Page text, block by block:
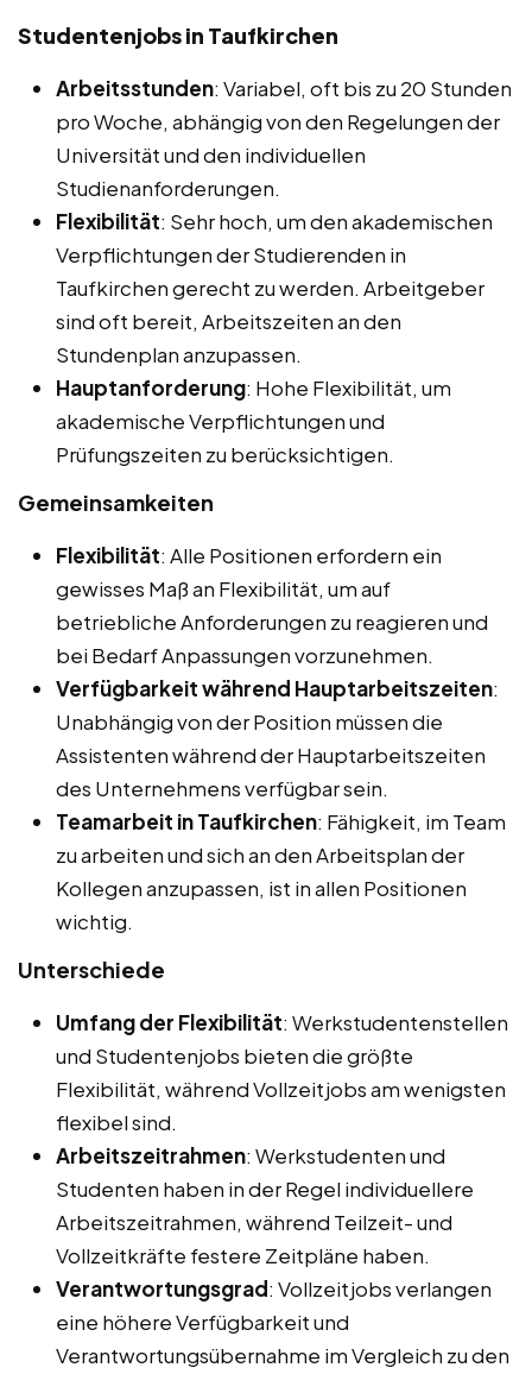
Studentenjobs in Taufkirchen
Arbeitsstunden: Variabel, oft bis zu 20 Stunden
pro Woche, abhängig von den Regelungen der
Universität und den individuellen
Studienanforderungen.
Flexibilität: Sehr hoch, um den akademischen
Verpflichtungen der Studierenden in
Taufkirchen gerecht zu werden. Arbeitgeber
sind oft bereit, Arbeitszeiten an den
Stundenplan anzupassen.
Hauptanforderung: Hohe Flexibilität, um
akademische Verpflichtungen und
Prüfungszeiten zu berücksichtigen.
Gemeinsamkeiten
Flexibilität: Alle Positionen erfordern ein
gewisses Maß an Flexibilität, um auf
betriebliche Anforderungen zu reagieren und
bei Bedarf Anpassungen vorzunehmen.
Verfügbarkeit während Hauptarbeitszeiten:
Unabhängig von der Position müssen die
Assistenten während der Hauptarbeitszeiten
des Unternehmens verfügbar sein.
Teamarbeit in Taufkirchen: Fähigkeit, im Team
zu arbeiten und sich an den Arbeitsplan der
Kollegen anzupassen, ist in allen Positionen
wichtig.
Unterschiede
Umfang der Flexibilität: Werkstudentenstellen
und Studentenjobs bieten die größte
Flexibilität, während Vollzeitjobs am wenigsten
flexibel sind.
Arbeitszeitrahmen: Werkstudenten und
Studenten haben in der Regel individuellere
Arbeitszeitrahmen, während Teilzeit- und
Vollzeitkräfte festere Zeitpläne haben.
Verantwortungsgrad: Vollzeitjobs verlangen
eine höhere Verfügbarkeit und
Verantwortungsübernahme im Vergleich zu den